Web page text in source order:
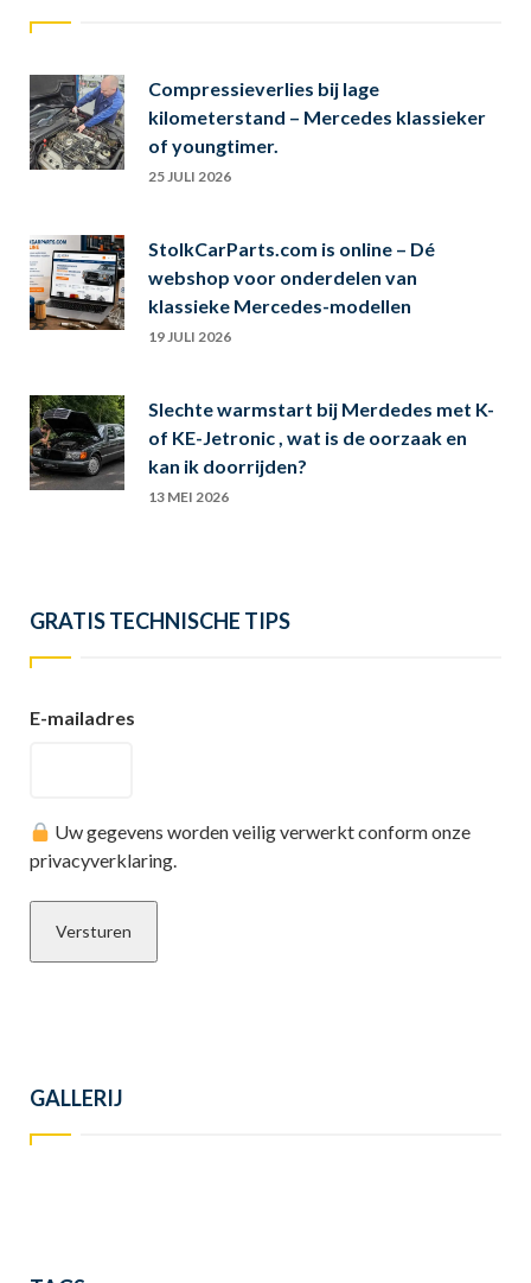
Compressieverlies bij lage
kilometerstand – Mercedes klassieker
of youngtimer.
25 JULI 2026
StolkCarParts.com is online – Dé
webshop voor onderdelen van
klassieke Mercedes-modellen
19 JULI 2026
Slechte warmstart bij Merdedes met K-
of KE-Jetronic , wat is de oorzaak en
kan ik doorrijden?
13 MEI 2026
GRATIS TECHNISCHE TIPS
E-mailadres
Uw gegevens worden veilig verwerkt conform onze
privacyverklaring.
GALLERIJ